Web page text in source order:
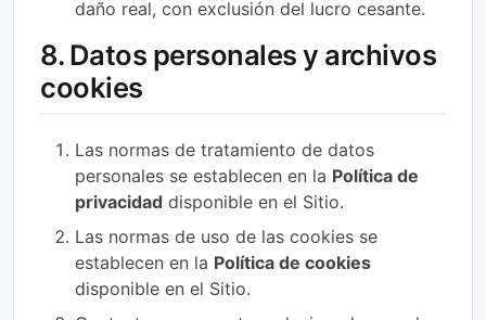
daño real, con exclusión del lucro cesante.
8. Datos personales y archivos
cookies
Las normas de tratamiento de datos
personales se establecen en la Política de
privacidad disponible en el Sitio.
Las normas de uso de las cookies se
establecen en la Política de cookies
disponible en el Sitio.